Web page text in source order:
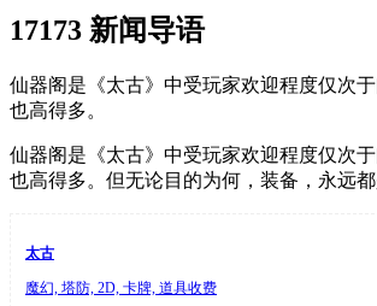
17173 新闻导语
仙器阁是《太古》中受玩家欢迎程度仅次
也高得多。
仙器阁是《太古》中受玩家欢迎程度仅次
也高得多。但无论目的为何，装备，永远
太古
魔幻, 塔防, 2D, 卡牌, 道具收费